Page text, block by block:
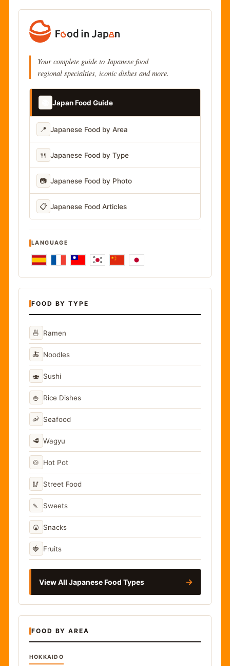
Your complete guide to Japanese food
regional specialties, iconic dishes and more.
Japan Food Guide
📍 Japanese Food by Area
🍴 Japanese Food by Type
📷 Japanese Food by Photo
📋 Japanese Food Articles
LANGUAGE
FOOD BY TYPE
🍜 Ramen
🍝 Noodles
🍣 Sushi
🍚 Rice Dishes
🦐 Seafood
🥩 Wagyu
🍲 Hot Pot
🥢 Street Food
🍡 Sweets
🍘 Snacks
🍓 Fruits
View All Japanese Food Types →
FOOD BY AREA
HOKKAIDO